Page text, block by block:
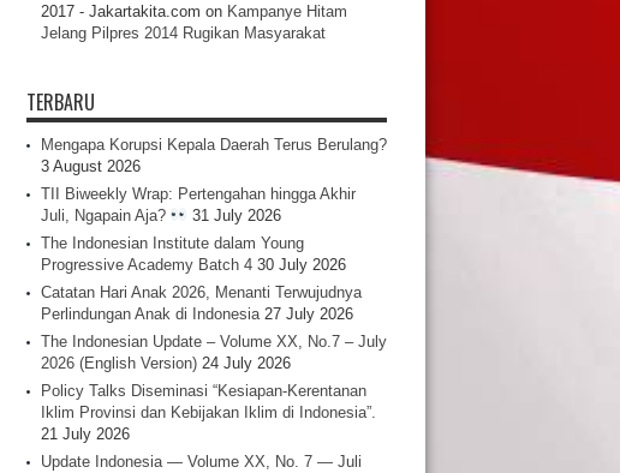
2017 - Jakartakita.com on Kampanye Hitam
Jelang Pilpres 2014 Rugikan Masyarakat
TERBARU
Mengapa Korupsi Kepala Daerah Terus Berulang?
3 August 2026
TII Biweekly Wrap: Pertengahan hingga Akhir
Juli, Ngapain Aja?
31 July 2026
The Indonesian Institute dalam Young
Progressive Academy Batch 4 30 July 2026
Catatan Hari Anak 2026, Menanti Terwujudnya
Perlindungan Anak di Indonesia 27 July 2026
The Indonesian Update – Volume XX, No.7 – July
2026 (English Version) 24 July 2026
Policy Talks Diseminasi “Kesiapan-Kerentanan
Iklim Provinsi dan Kebijakan Iklim di Indonesia”.
21 July 2026
Update Indonesia — Volume XX, No. 7 — Juli